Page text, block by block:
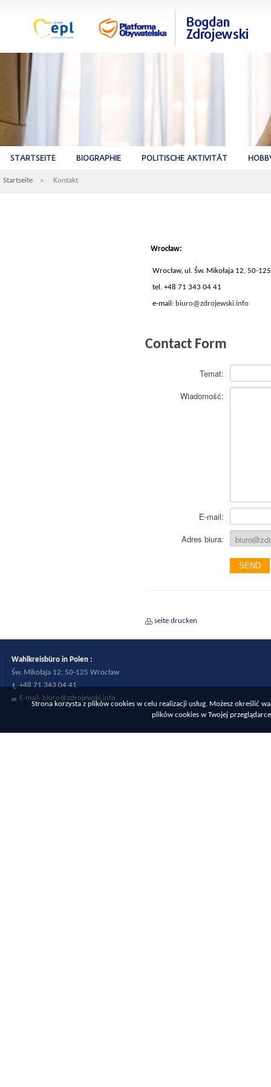
STARTSEITE BIOGRAPHIE POLITISCHE AKTIVITÄT
Startseite » Kontakt
Wrocław:
Wrocław, ul. Św. Mikołaja 12, 50-125
tel. +48 71 343 04 41
e-mail: biuro@zdrojewski.info
Contact Form
Temat:
Wiadomość:
E-mail:
Adres biura:
SEND
seite drucken
Strona korzysta z plików cookies w celu realizacji usług. Możesz określić
plików cookies w Twojej
Wahlkreisbüro in Polen :
Św. Mikołaja 12, 50-125 Wrocław
+48 71 343 04 41
E-mail: biuro@zdrojewski.info